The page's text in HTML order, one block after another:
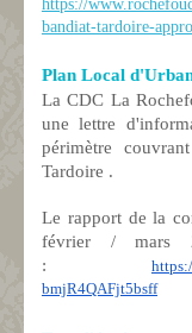
https://
bandiat-tardoire-
Plan Local
La CDC La
une lettre
périmètre
Tardoire .
Le rapport de la
février / mars
:
bmjR4QAFjt5bsff